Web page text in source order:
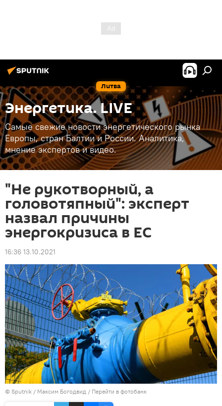
Литва
Энергетика. LIVE
Самые свежие новости энергетического рынка
Европы, стран Балтии и России. Аналитика,
мнение экспертов и видео.
"Не рукотворный, а
головотяпный": эксперт
назвал причины
энергокризиса в ЕС
16:36 13.10.2021
© Sputnik / Максим Богодвид / Перейти в фотобанк